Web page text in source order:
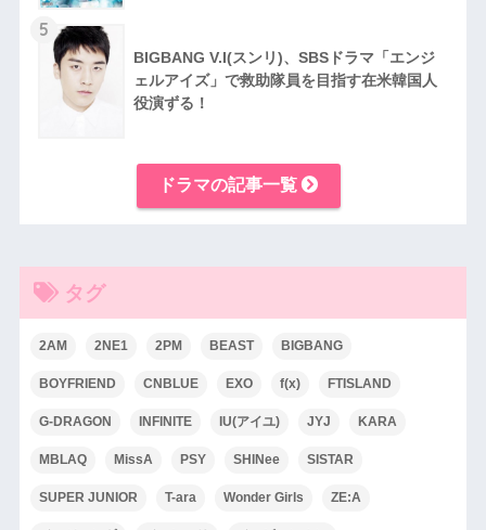
5
BIGBANG V.I(スンリ)、SBSドラマ「エンジ
ェルアイズ」で救助隊員を目指す在米韓国人
役演ずる！
ドラマの記事一覧
タグ
2AM 2NE1 2PM BEAST BIGBANG
BOYFRIEND CNBLUE EXO f(x) FTISLAND
G-DRAGON INFINITE IU(アイユ) JYJ KARA
MBLAQ MissA PSY SHINee SISTAR
SUPER JUNIOR T-ara Wonder Girls ZE:A